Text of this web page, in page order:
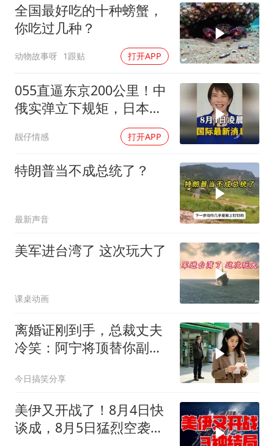
全国最好吃的十种螃蟹，
你吃过几种？
动物故事呀 1跟贴 打开APP
055直逼东京200公里！中
俄实弹立下规矩，日本除
靓仔情感 打开APP
特朗普当不成总统了？
最新声音
美军进台湾了 这次玩大了
课桌动画
离婚证刚到手，总裁丈夫
冷笑：阿宁将顶替你副总
今日搞笑分享
美伊又开战了！8月4日快
谈成，8月5日猛烈空袭，